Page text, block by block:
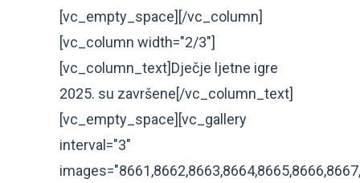
[vc_empty_space][/vc_column]
[vc_column width="2/3"]
[vc_column_text]Dječje ljetne igre
2025. su završene[/vc_column_text]
[vc_empty_space][vc_gallery
interval="3"